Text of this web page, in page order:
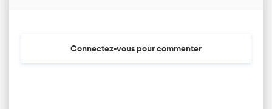
Connectez-vous pour commenter